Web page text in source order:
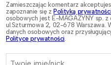
Zamieszczając komentarz
zapoznanie się z Polityką prywatności
osobowych jest E-MAGAZYNY sp. z
ul.Szturmowa 2, 02-678 Warszawa.
danych osobowych oraz
Polityce prywatności